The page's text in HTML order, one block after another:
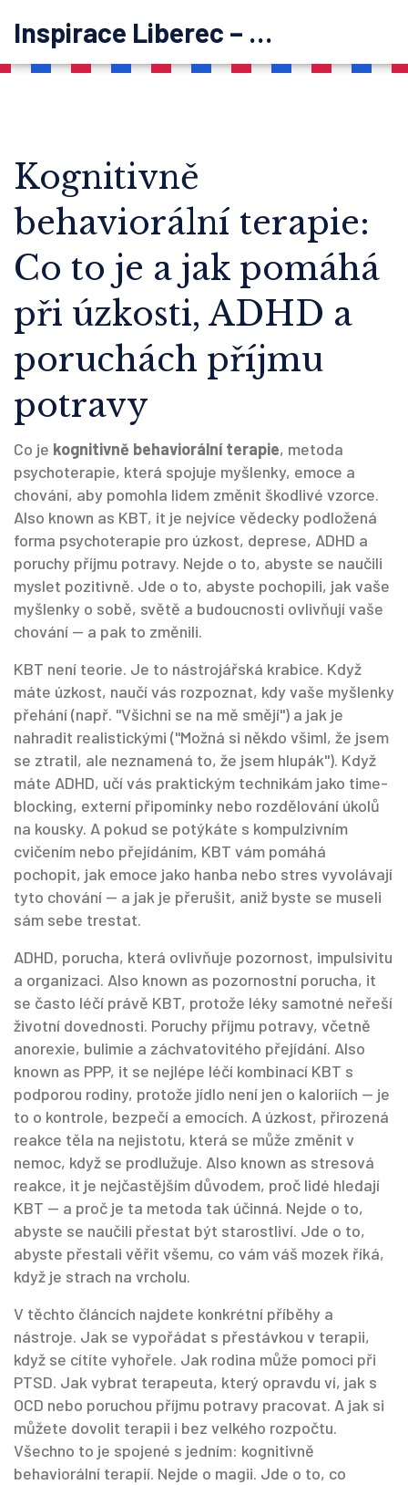
Inspirace Liberec – psychoterapie
Kognitivně
behaviorální terapie:
Co to je a jak pomáhá
při úzkosti, ADHD a
poruchách příjmu
potravy
Co je kognitivně behaviorální terapie, metoda
psychoterapie, která spojuje myšlenky, emoce a
chování, aby pomohla lidem změnit škodlivé vzorce.
Also known as KBT, it je nejvíce vědecky podložená
forma psychoterapie pro úzkost, deprese, ADHD a
poruchy příjmu potravy. Nejde o to, abyste se naučili
myslet pozitivně. Jde o to, abyste pochopili, jak vaše
myšlenky o sobě, světě a budoucnosti ovlivňují vaše
chování — a pak to změnili.
KBT není teorie. Je to nástrojářská krabice. Když
máte úzkost, naučí vás rozpoznat, kdy vaše myšlenky
přehání (např. "Všichni se na mě smějí") a jak je
nahradit realistickými ("Možná si někdo všiml, že jsem
se ztratil, ale neznamená to, že jsem hlupák"). Když
máte ADHD, učí vás praktickým technikám jako time-
blocking, externí připomínky nebo rozdělování úkolů
na kousky. A pokud se potýkáte s kompulzivním
cvičením nebo přejídáním, KBT vám pomáhá
pochopit, jak emoce jako hanba nebo stres vyvolávají
tyto chování — a jak je přerušit, aniž byste se museli
sám sebe trestat.
ADHD, porucha, která ovlivňuje pozornost, impulsivitu
a organizaci. Also known as pozornostní porucha, it
se často léčí právě KBT, protože léky samotné neřeší
životní dovednosti. Poruchy příjmu potravy, včetně
anorexie, bulimie a záchvatovitého přejídání. Also
known as PPP, it se nejlépe léčí kombinací KBT s
podporou rodiny, protože jídlo není jen o kaloriích — je
to o kontrole, bezpečí a emocích. A úzkost, přirozená
reakce těla na nejistotu, která se může změnit v
nemoc, když se prodlužuje. Also known as stresová
reakce, it je nejčastějším důvodem, proč lidé hledají
KBT — a proč je ta metoda tak účinná. Nejde o to,
abyste se naučili přestat být starostliví. Jde o to,
abyste přestali věřit všemu, co vám váš mozek říká,
když je strach na vrcholu.
V těchto článcích najdete konkrétní příběhy a
nástroje. Jak se vypořádat s přestávkou v terapii,
když se cítíte vyhořele. Jak rodina může pomoci při
PTSD. Jak vybrat terapeuta, který opravdu ví, jak s
OCD nebo poruchou příjmu potravy pracovat. A jak si
můžete dovolit terapii i bez velkého rozpočtu.
Všechno to je spojené s jedním: kognitivně
behaviorální terapií. Nejde o magii. Jde o to, co